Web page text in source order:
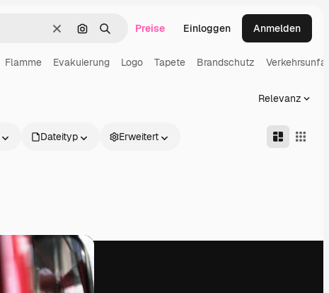
LöschenNach Bild suchen
SuchenPreise Einloggen Anmelden
Flamme Evakuierung Logo Tapete Brandschutz
Relevanz
Dateityp Erweitert